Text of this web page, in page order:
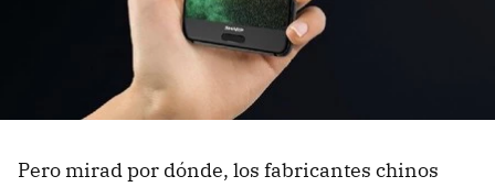
Pero mirad por dónde, los fabricantes chinos